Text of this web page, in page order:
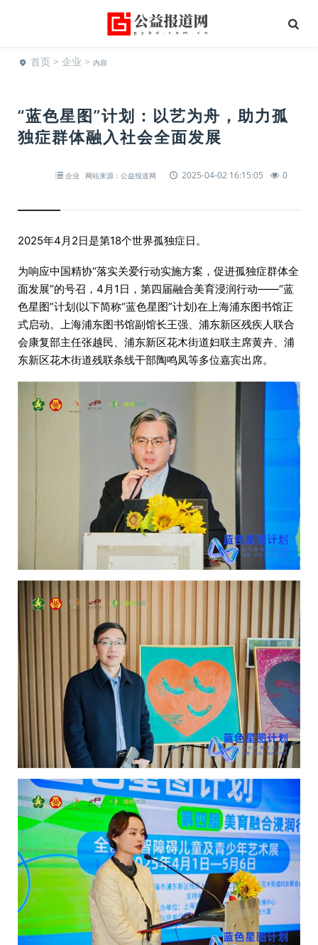
首页 > 企业 > 内容
“蓝色星图”计划：以艺为舟，助力孤
独症群体融入社会全面发展
企业 网站来源：公益报道网 2025-04-02 16:15:05 0
2025年4月2日是第18个世界孤独症日。
为响应中国精协“落实关爱行动实施方案，促进孤独症群体全
面发展”的号召，4月1日，第四届融合美育浸润行动——“蓝
色星图”计划(以下简称“蓝色星图”计划)在上海浦东图书馆正
式启动。上海浦东图书馆副馆长王强、浦东新区残疾人联合
会康复部主任张越民、浦东新区花木街道妇联主席黄卉、浦
东新区花木街道残联条线干部陶鸣凤等多位嘉宾出席。